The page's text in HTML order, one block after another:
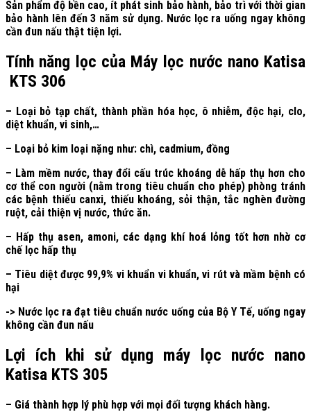
Sản phẩm độ bền cao, ít phát sinh bảo hành, bảo trì với thời gian
bảo hành lên đến 3 năm sử dụng. Nước lọc ra uống ngay không
cần đun nấu thật tiện lợi.
Tính năng lọc của Máy lọc nước nano Katisa
KTS 306
– Loại bỏ tạp chất, thành phần hóa học, ô nhiễm, độc hại, clo,
diệt khuẩn, vi sinh,…
– Loại bỏ kim loại nặng như: chì, cadmium, đồng
– Làm mềm nước, thay đổi cấu trúc khoáng dễ hấp thụ hơn cho
cơ thể con người (nằm trong tiêu chuẩn cho phép) phòng tránh
các bệnh thiếu canxi, thiếu khoáng, sỏi thận, tắc nghèn đường
ruột, cải thiện vị nước, thức ăn.
– Hấp thụ asen, amoni, các dạng khí hoá lỏng tốt hơn nhờ cơ
chế lọc hấp thụ
– Tiêu diệt được 99,9% vi khuẩn vi khuẩn, vi rút và mầm bệnh có
hại
-> Nước lọc ra đạt tiêu chuẩn nước uống của Bộ Y Tế, uống ngay
không cần đun nấu
Lợi ích khi sử dụng máy lọc nước nano
Katisa KTS 305
– Giá thành hợp lý phù hợp với mọi đối tượng khách hàng.